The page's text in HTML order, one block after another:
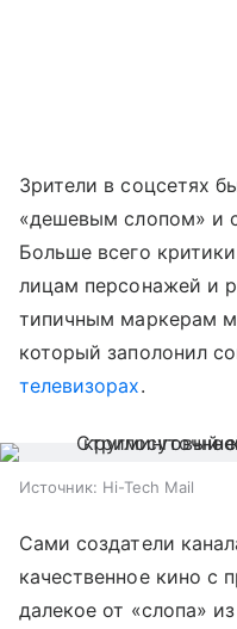
Зрители в соцсетях
«дешевым слопом» и
Больше всего
лицам персонажей и
типичным маркерам
который заполонил
телевизорах.
Источник: Hi-Tech Mail
Сами создатели
качественное кино с
далекое от «слопа»